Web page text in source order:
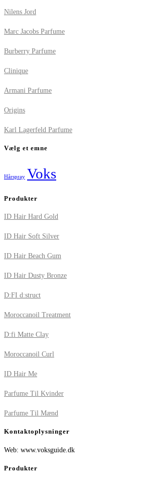
Nilens Jord
Marc Jacobs Parfume
Burberry Parfume
Clinique
Armani Parfume
Origins
Karl Lagerfeld Parfume
Vælg et emne
Hårspray Voks
Produkter
ID Hair Hard Gold
ID Hair Soft Silver
ID Hair Beach Gum
ID Hair Dusty Bronze
D:FI d:struct
Moroccanoil Treatment
D:fi Matte Clay
Moroccanoil Curl
ID Hair Me
Parfume Til Kvinder
Parfume Til Mænd
Kontaktoplysninger
Web: www.voksguide.dk
Produkter